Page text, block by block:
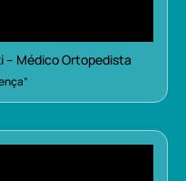
– Médico Ortopedista